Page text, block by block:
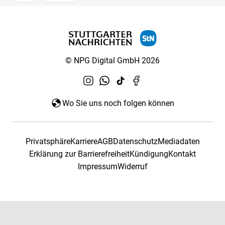
© NPG Digital GmbH 2026
Wo Sie uns noch folgen können
PrivatsphäreKarriereAGBDatenschutzMediadaten
Erklärung zur BarrierefreiheitKündigungKontakt
ImpressumWiderruf